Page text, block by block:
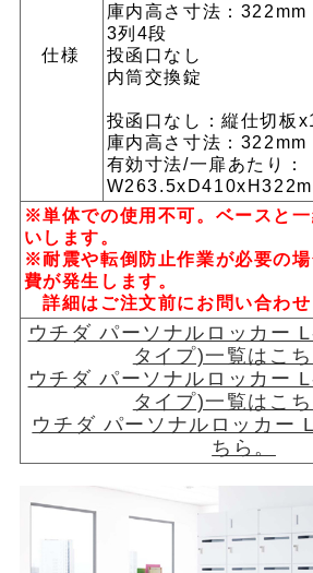
仕様
庫内高さ寸法：322mm
3列4段
投函口なし
内筒交換錠
投函口なし：縦仕切板
庫内高さ寸法：322mm
有効寸法/一扉あたり：
※単体での使用不可。ベースと
いします。
※耐震や転倒防止作業が必要の
費が発生します。
詳細はご注文前にお問い合わせ
ウチダ パーソナルロッカー
タイプ)一覧はこち
ウチダ パーソナルロッカー
タイプ)一覧はこち
ウチダ パーソナルロッカー
ちら。